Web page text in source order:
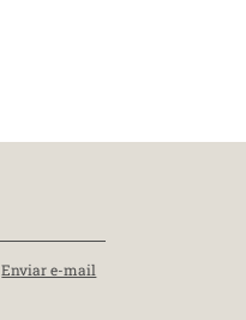
Enviar e-mail